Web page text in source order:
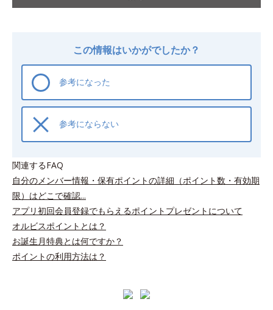
この情報はいかがでしたか？
参考になった
参考にならない
関連するFAQ
自分のメンバー情報・保有ポイントの詳細（ポイント数・有効期
限）はどこで確認...
アプリ初回会員登録でもらえるポイントプレゼントについて
オルビスポイントとは？
お誕生月特典とは何ですか？
ポイントの利用方法は？